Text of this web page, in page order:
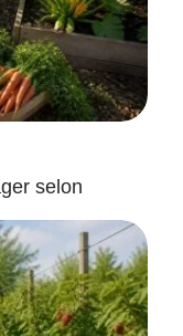
selon